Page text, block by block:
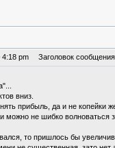
4:18 pm Заголовок
вниз.
прибыль, да и не копейки
можно не шибко волноваться
то пришлось бы